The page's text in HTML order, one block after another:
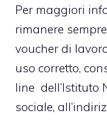
Per maggiori
rimanere
voucher di
uso corretto,
line dell’Istituto
sociale,